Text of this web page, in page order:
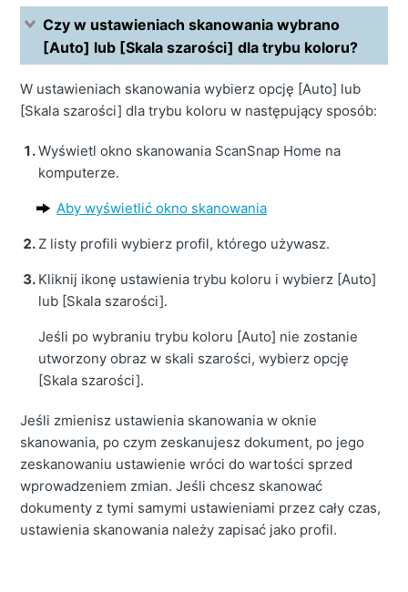
Czy w ustawieniach skanowania wybrano
[Auto] lub [Skala szarości] dla trybu koloru?
W ustawieniach skanowania wybierz opcję [Auto] lub
[Skala szarości] dla trybu koloru w następujący sposób:
Wyświetl okno skanowania ScanSnap Home na
komputerze.
Aby wyświetlić okno skanowania
Z listy profili wybierz profil, którego używasz.
Kliknij ikonę ustawienia trybu koloru i wybierz [Auto]
lub [Skala szarości].
Jeśli po wybraniu trybu koloru [Auto] nie zostanie
utworzony obraz w skali szarości, wybierz opcję
[Skala szarości].
Jeśli zmienisz ustawienia skanowania w oknie
skanowania, po czym zeskanujesz dokument, po jego
zeskanowaniu ustawienie wróci do wartości sprzed
wprowadzeniem zmian. Jeśli chcesz skanować
dokumenty z tymi samymi ustawieniami przez cały czas,
ustawienia skanowania należy zapisać jako profil.